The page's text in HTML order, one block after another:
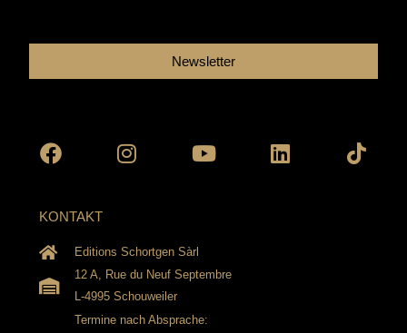
Newsletter
KONTAKT
Editions Schortgen Sàrl
12 A, Rue du Neuf Septembre
L-4995 Schouweiler
Termine nach Absprache: